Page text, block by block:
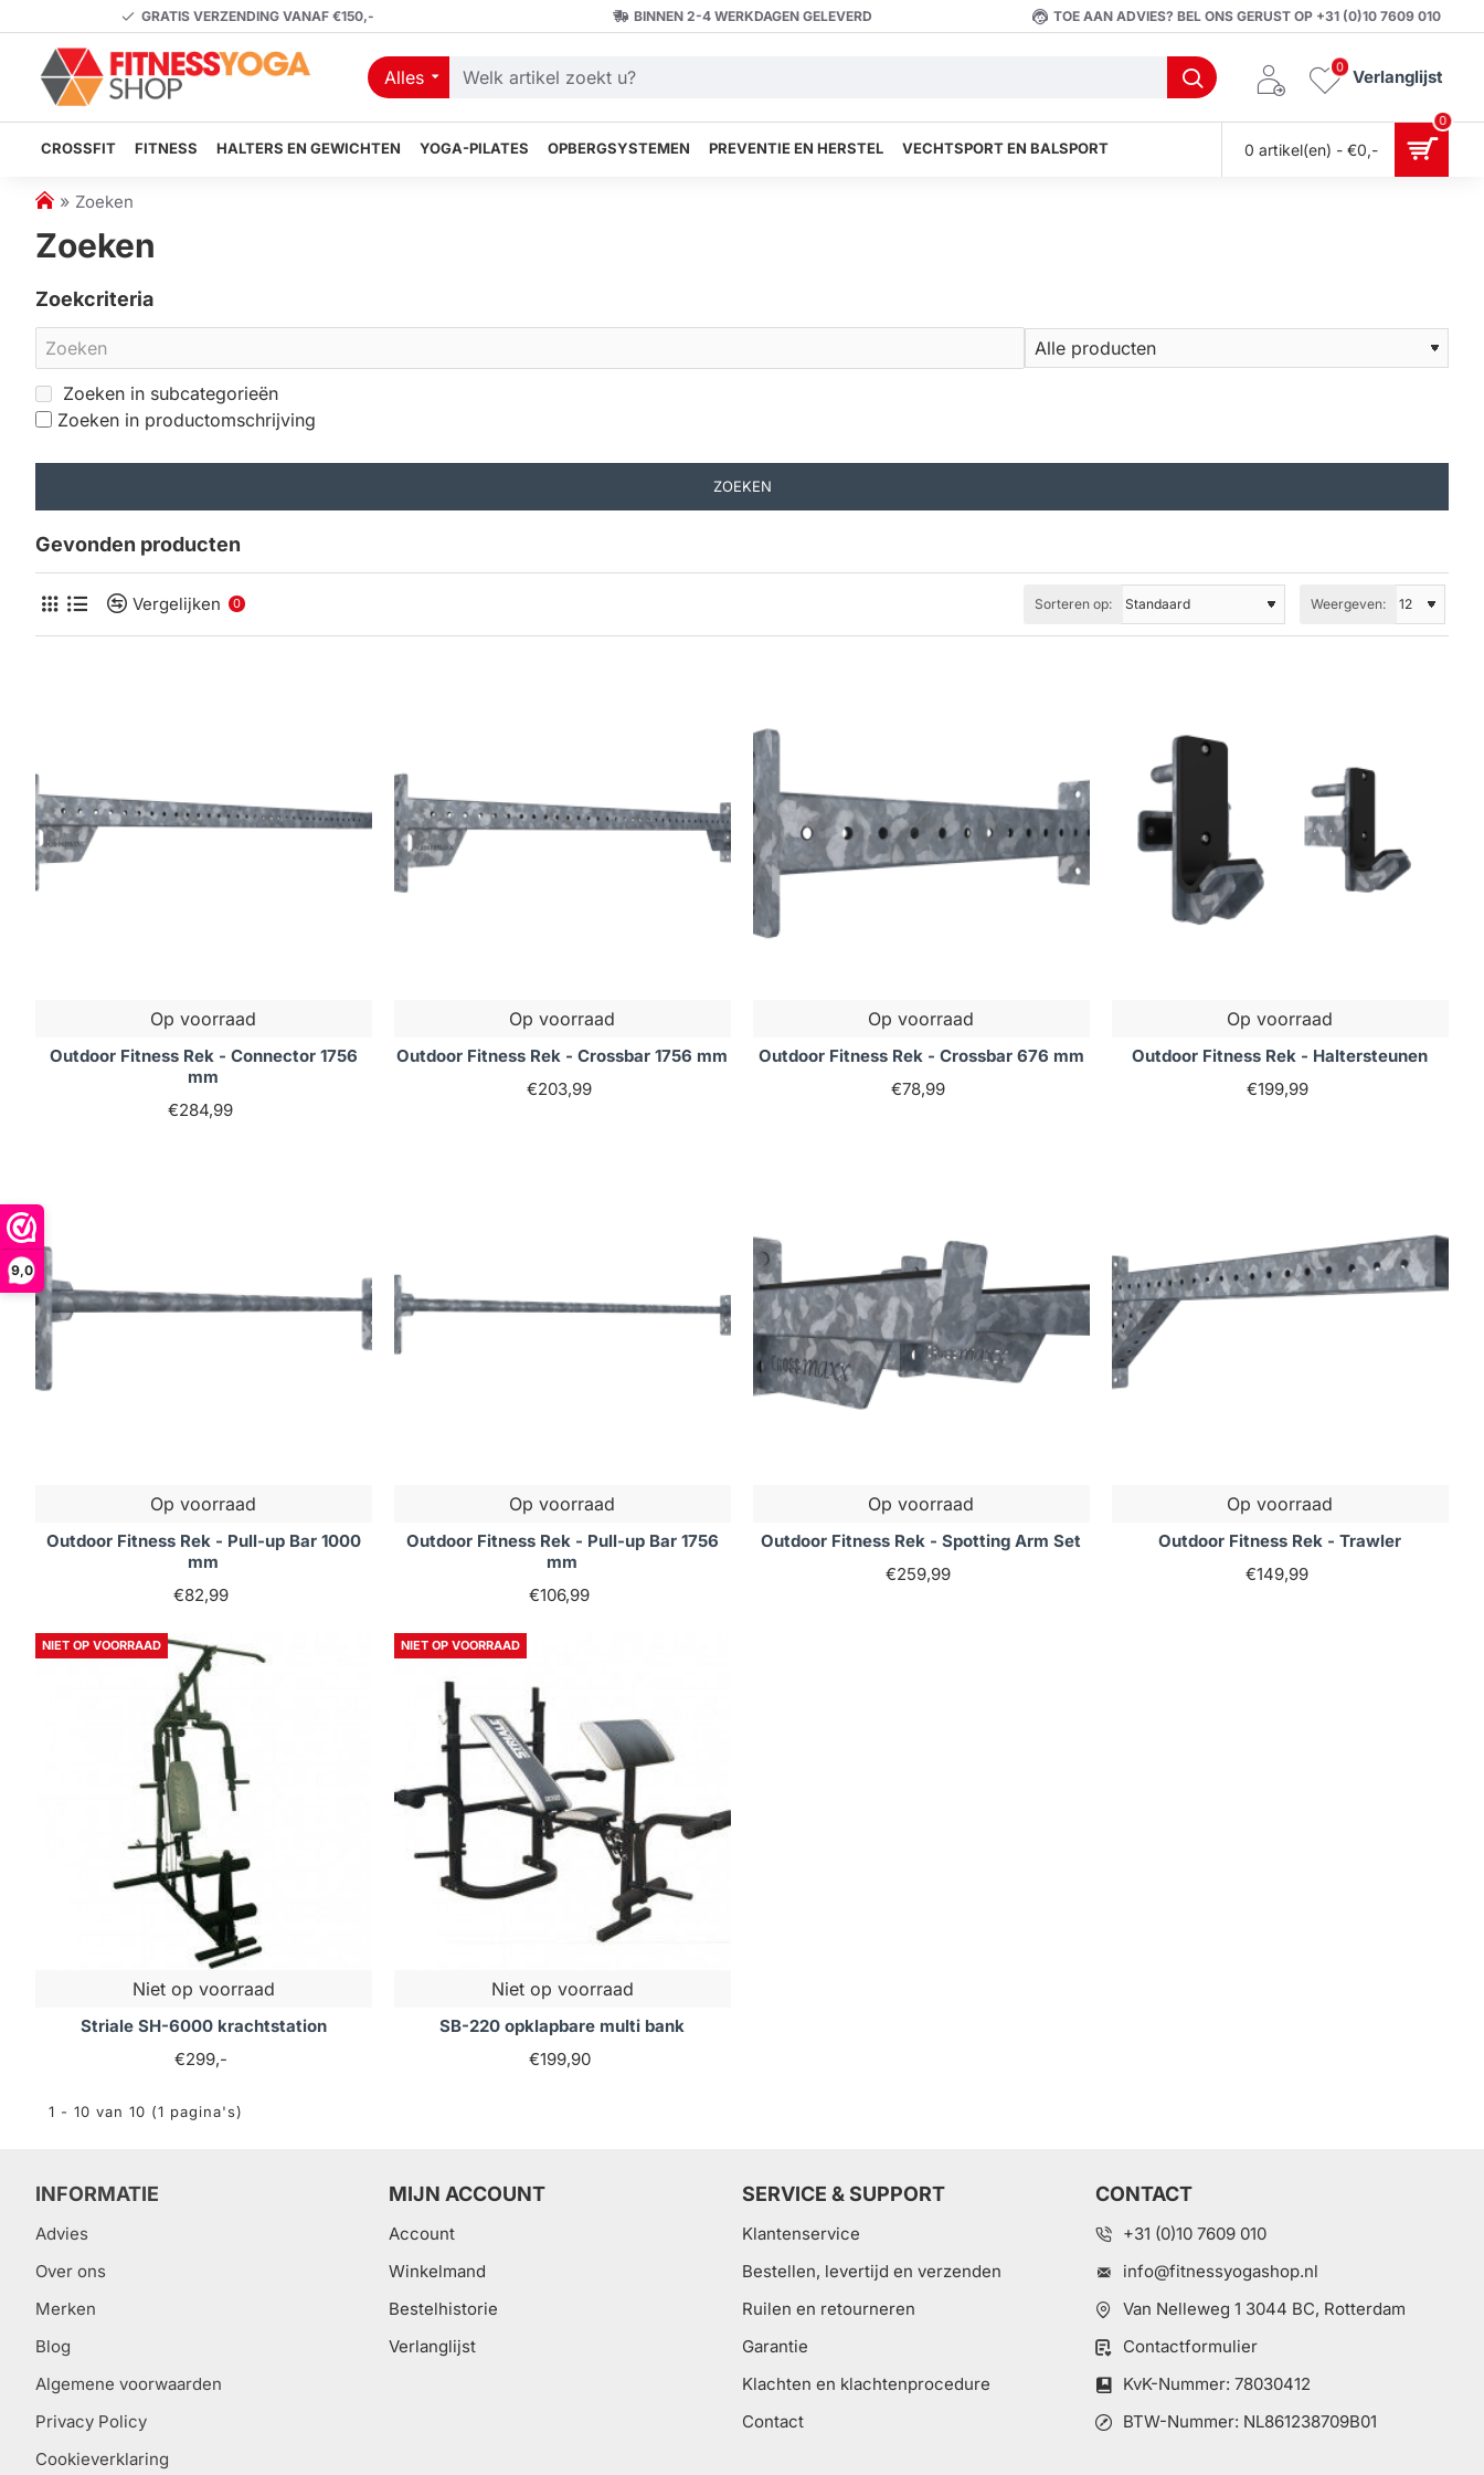
9,0
GRATIS VERZENDING VANAF €150,- BINNEN 2-4 WERKDAGEN GELEVERD TOE AAN ADVIES? BEL ONS GERUST OP +31 (0)10 7609 010
Alles
Welk
zoekt
Verlanglijst
0
CROSSFIT FITNESS HALTERS EN GEWICHTEN YOGA-PILATES OPBERGSYSTEMEN PREVENTIE EN HERSTEL VECHTSPORT EN BALSPORT 0 artikel(en) - €0,-
0
h
m
Zoeken
Zoeken
Zoekcriteria
Zoeken in subcategorieën
Zoeken in productomschrijving
ZOEKEN
Gevonden producten
Vergelijken 0 Sorteren op: Weergeven:
Op voorraad
Outdoor Fitness Rek - Connector 1756
mm
€284,99
Op voorraad
Outdoor Fitness Rek - Crossbar 1756 mm
€203,99
Op voorraad
Outdoor Fitness Rek - Crossbar 676 mm
€78,99
Op voorraad
Outdoor Fitness Rek - Haltersteunen
€199,99
Op voorraad
Outdoor Fitness Rek - Pull-up Bar 1000
mm
€82,99
Op voorraad
Outdoor Fitness Rek - Pull-up Bar 1756
mm
€106,99
Op voorraad
Outdoor Fitness Rek - Spotting Arm Set
€259,99
Op voorraad
Outdoor Fitness Rek - Trawler
€149,99
NIET OP VOORRAAD
Niet op voorraad
Striale SH-6000 krachtstation
€299,-
NIET OP VOORRAAD
Niet op voorraad
SB-220 opklapbare multi bank
€199,90
1 - 10 van 10 (1 pagina's)
INFORMATIE
Advies
Over ons
Merken
Blog
Algemene voorwaarden
Privacy Policy
Cookieverklaring
MIJN ACCOUNT
Account
Winkelmand
Bestelhistorie
Verlanglijst
SERVICE & SUPPORT
Klantenservice
Bestellen, levertijd en verzenden
Ruilen en retourneren
Garantie
Klachten en klachtenprocedure
Contact
CONTACT
+31 (0)10 7609 010
info@fitnessyogashop.nl
Van Nelleweg 1 3044 BC, Rotterdam
Contactformulier
KvK-Nummer: 78030412
BTW-Nummer: NL861238709B01